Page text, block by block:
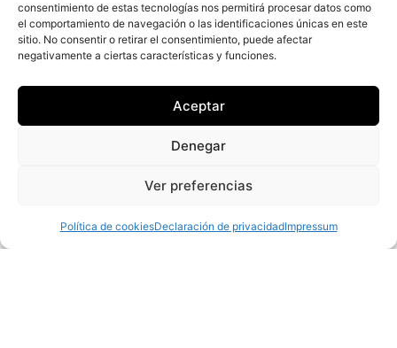
consentimiento de estas tecnologías nos permitirá procesar datos como
el comportamiento de navegación o las identificaciones únicas en este
sitio. No consentir o retirar el consentimiento, puede afectar
negativamente a ciertas características y funciones.
Aceptar
Denegar
Ver preferencias
Política de cookiesDeclaración de privacidadImpressum